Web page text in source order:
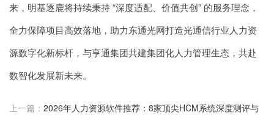
来，明基逐鹿将持续秉持 “深度适配、价值共创” 的服务理念，
全力保障项目高效落地，助力东通光网打造光通信行业人力资
源数字化新标杆，与亨通集团共建集团化人力管理生态，共赴
数智化发展新未来。
上一篇： 2026年人力资源软件推荐：8家顶尖HCM系统深度测评与